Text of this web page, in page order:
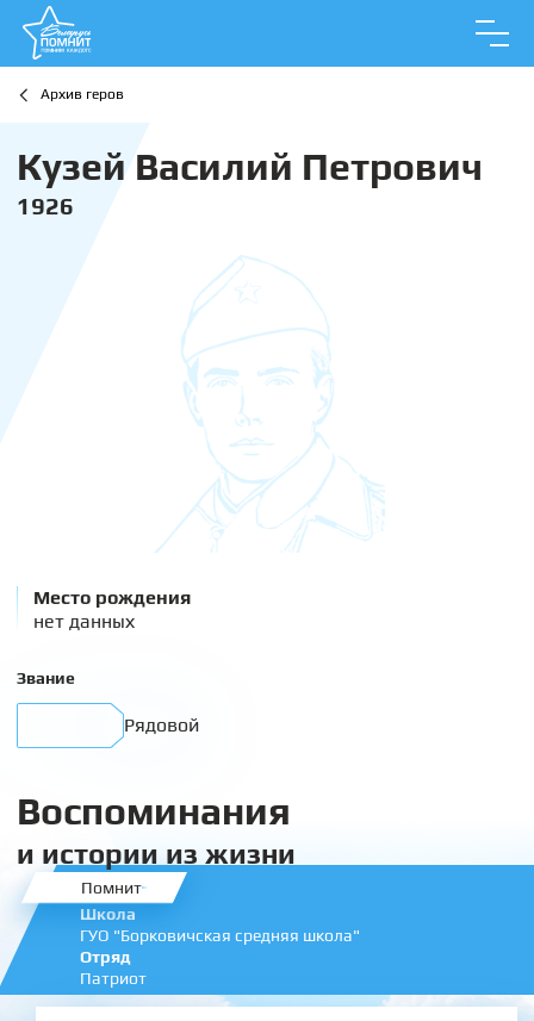
Архив геров
Кузей Василий Петрович
1926
Место рождения
нет данных
Звание
Рядовой
Воспоминания
и истории из жизни
Помнит
Школа
ГУО "Борковичская средняя школа"
Отряд
Патриот